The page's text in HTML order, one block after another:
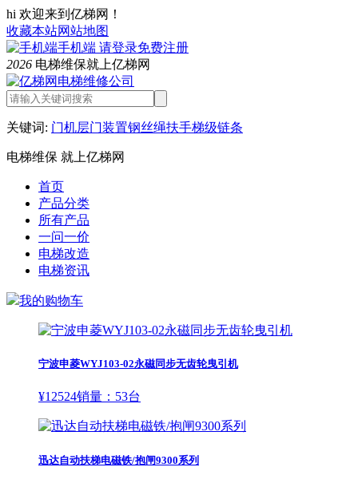
hi 欢迎来到亿梯网！
收藏本站网站地图
手机端 请登录免费注册
2026 电梯维保就上亿梯网
关键词: 门机层门装置钢丝绳扶手梯级链条
电梯维保 就上亿梯网
首页
产品分类
所有产品
一问一价
电梯改造
电梯资讯
我的购物车
宁波申菱WYJ103-02永磁同步无齿轮曳引机
¥12524销量： 53台
迅达自动扶梯电磁铁/抱闸9300系列